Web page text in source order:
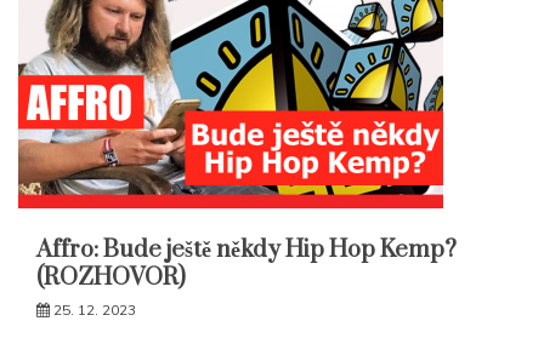
Affro: Bude ještě někdy Hip Hop Kemp?
(ROZHOVOR)
25. 12. 2023